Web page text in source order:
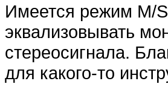
Имеется режим M/
эквализовывать
стереосигнала.
для какого-то